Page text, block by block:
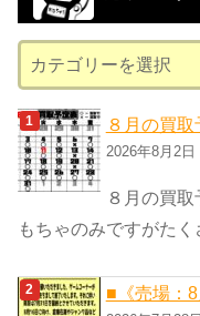
ブ
テ
ゴ
リ
ー
８月の買取
2026年8月2
８月の買
もちゃのみですがた
■《売場：